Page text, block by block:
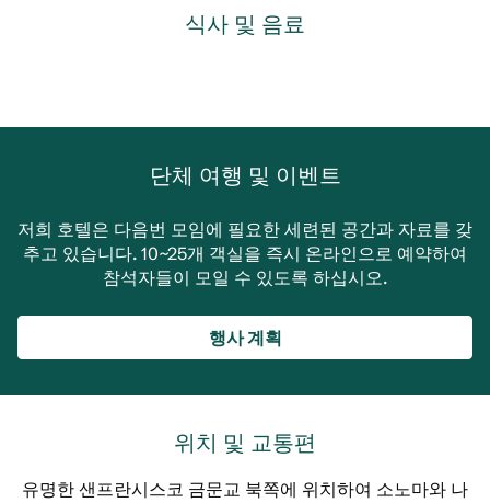
식사 및 음료
단체 여행 및 이벤트
저희 호텔은 다음번 모임에 필요한 세련된 공간과 자료를 갖
추고 있습니다. 10~25개 객실을 즉시 온라인으로 예약하여
참석자들이 모일 수 있도록 하십시오.
행사 계획
위치 및 교통편
유명한 샌프란시스코 금문교 북쪽에 위치하여 소노마와 나